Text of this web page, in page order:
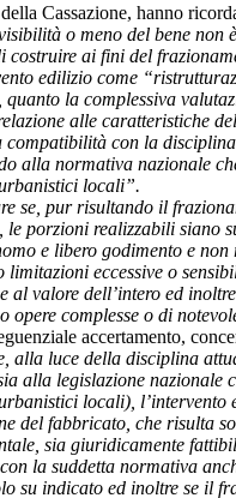
Cassazione, hanno
o meno del bene non
costruire ai fini del
edilizio come
quanto la complessiva
alle caratteristiche
compatibilità con la
alla normativa nazionale
locali”.
se, pur risultando il
le porzioni realizzabili siano
e libero godimento e non
limitazioni eccessive o
al valore dell’intero ed
opere complesse o di
accertamento,
alla luce della disciplina
alla legislazione nazionale
locali), l’intervento
del fabbricato, che risulta
sia giuridicamente
la suddetta normativa
su indicato ed inoltre se il